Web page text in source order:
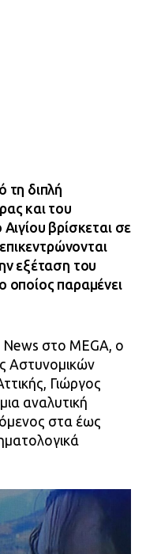
τη διπλή
και του
βρίσκεται σε
εξέταση του
οποίος παραμένει
News στο MEGA, ο
Αστυνομικών
Γιώργος
αναλυτική
στα έως